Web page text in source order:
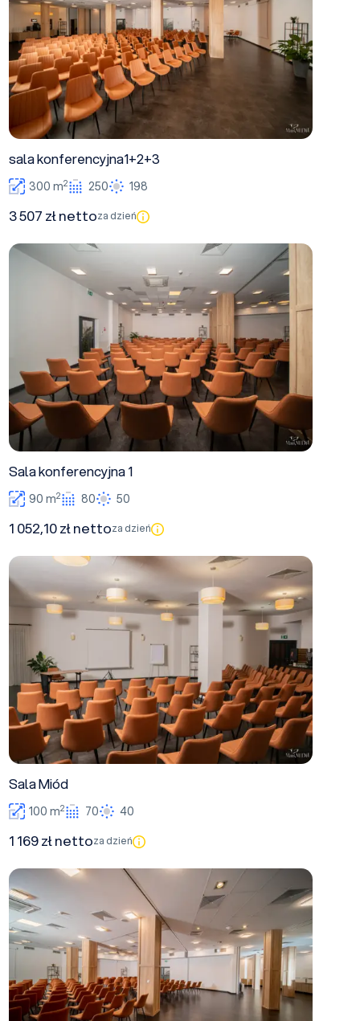
sala konferencyjna1+2+3
300 m2 250 198
3 507 zł nettoza dzień
Sala konferencyjna 1
Sala konferencyjna 1
90 m2 80 50
1 052,10 zł nettoza dzień
Sala Miód
Sala Miód
100 m2 70 40
1 169 zł nettoza dzień
Sala konferencyjna 2